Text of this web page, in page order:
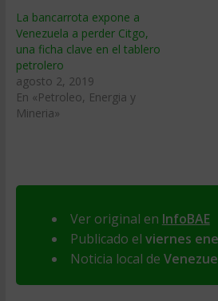
La bancarrota expone a
Venezuela a perder Citgo,
una ficha clave en el tablero
petrolero
agosto 2, 2019
En «Petroleo, Energia y
Mineria»
Ver original en InfoBAE
Publicado el viernes
Noticia local de